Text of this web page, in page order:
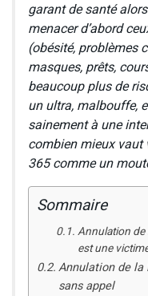
garant de santé
menacer d’abord
(obésité, problèmes
masques, prêts,
beaucoup plus de
un ultra, malbouffe,
sainement à une
combien mieux vaut
365 comme un
Sommaire
Annulation de
est une
Annulation de la
sans appel